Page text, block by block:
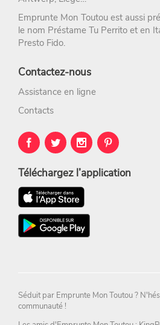
Emprunte Mon Toutou est aussi
le nom Préstame Tu Perrito et en
Presto Fido.
Contactez-nous
Assistance en ligne
Contacts
Téléchargez l’application
Séduit par Emprunte Mon Toutou?
communauté !